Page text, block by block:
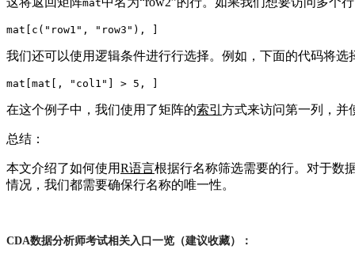
mat
mat[c( "row1" , "row3"
我们还可以使用逻辑条件进行行选择。例如，下面的代码将选
mat[mat[, "col1"
在这个例子中，我们使用了矩阵的索引 方式来访问第一列，并
总结：
本文介绍了如何使用R语言根据行名称筛选需要的行。对于数
情况，我们都需要确保行名称的唯一性。
CDA数据分析师考试相关入口一览（建议收藏）：